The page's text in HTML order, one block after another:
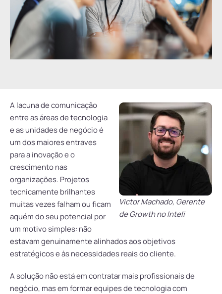
Victor Machado, Gerente
de Growth no Inteli
A lacuna de comunicação
entre as áreas de tecnologia
e as unidades de negócio é
um dos maiores entraves
para a inovação e o
crescimento nas
organizações. Projetos
tecnicamente brilhantes
muitas vezes falham ou ficam
aquém do seu potencial por
um motivo simples: não
estavam genuinamente alinhados aos objetivos
estratégicos e às necessidades reais do cliente.
A solução não está em contratar mais profissionais de
negócio, mas em formar equipes de tecnologia com